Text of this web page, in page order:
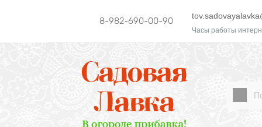
8-982-690-00-90
Часы работы